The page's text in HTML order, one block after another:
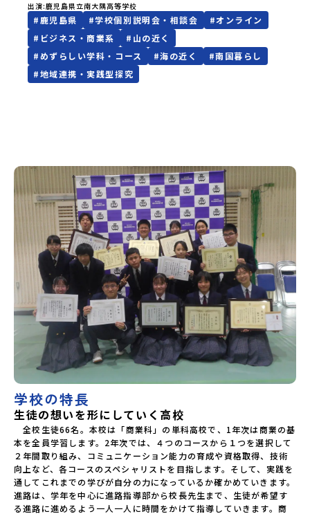
べりしませんか？※こちらは当初8月9日（日）13:00に予定
しておりましたが台風の影響により9月6日（日）14:45に変
更となりました
出演 鹿児島県立南大隅高等学校
#鹿児島県 #学校個別説明会・相談会 #オンライン
# ビジネス・商業系 # 山の近く
#めずらしい学科・コース #海の近く #南国暮らし
#地域連携・実践型探究
学校の特長
生徒の想いを形にしていく高校
全校生徒66名。本校は「商業科」の単科高校で、1年次は商業の基
本を全員学習します。2年次では、４つのコースから１つを選択して
２年間取り組み、コミュニケーション能力の育成や資格取得、技術
向上など、各コースのスペシャリストを目指します。そして、実践を
通してこれまでの学びが自分の力になっているか確かめていきます。
進路は、学年を中心に進路指導部から校長先生まで、生徒が希望す
る進路に進めるよう一人一人に時間をかけて指導していきます。商